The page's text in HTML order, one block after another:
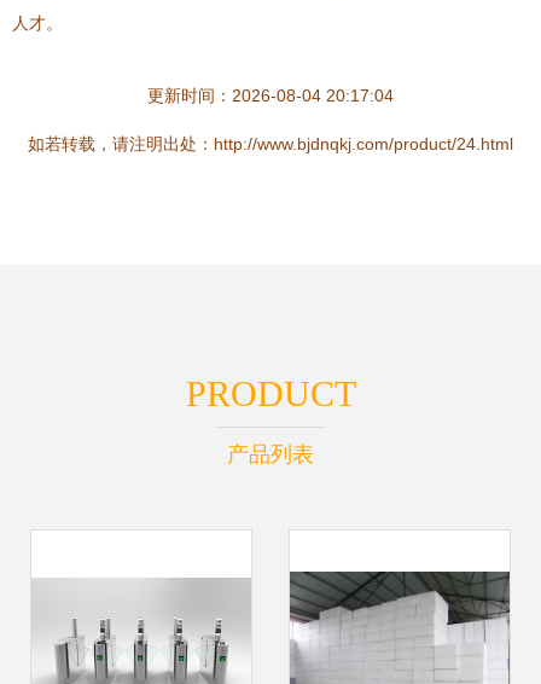
人才。
更新时间：2026-08-04 20:17:04
如若转载，请注明出处：http://www.bjdnqkj.com/product/24.html
PRODUCT
产品列表